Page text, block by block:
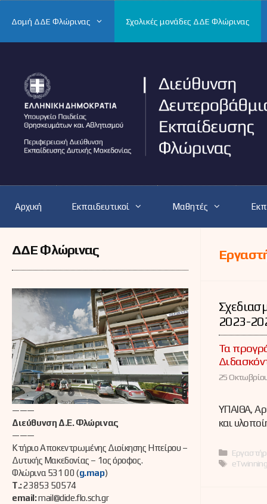
Δομή ΔΔΕ Φλώρινας Σχολικές μονάδες ΔΔΕ Φλώρινας
Αρχική Εκπαιδευτικοί Μαθητές
2023-
Τα
25
ΥΠΑΙΘΑ,
και
Ετικέτες
eTwinning
ΔΔΕ Φλώρινας
———
Διεύθυνση Δ.Ε. Φλώρινας
———
Κτήριο Αποκεντρωμένης Διοίκησης Ηπείρου –
Δυτικής Μακεδονίας – 1ος όροφος.
Φλώρινα 531 00 (g.map)
Τ.:23853 50574
email:mail@dide.flo.sch.gr